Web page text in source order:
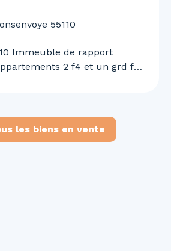
55110
Immeuble de rapport
2 f4 et un grd f2
les biens en vente